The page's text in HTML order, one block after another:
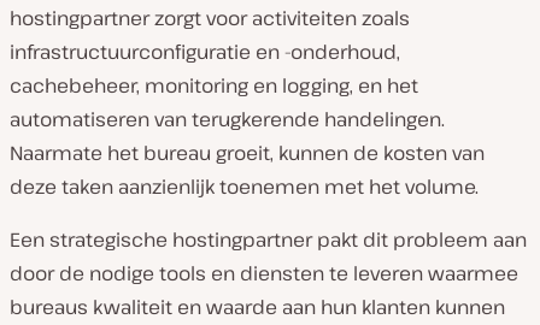
hostingpartner zorgt voor activiteiten zoals
infrastructuurconfiguratie en -onderhoud,
cachebeheer, monitoring en logging, en het
automatiseren van terugkerende handelingen.
Naarmate het bureau groeit, kunnen de kosten van
deze taken aanzienlijk toenemen met het volume.
Een strategische hostingpartner pakt dit probleem aan
door de nodige tools en diensten te leveren waarmee
bureaus kwaliteit en waarde aan hun klanten kunnen